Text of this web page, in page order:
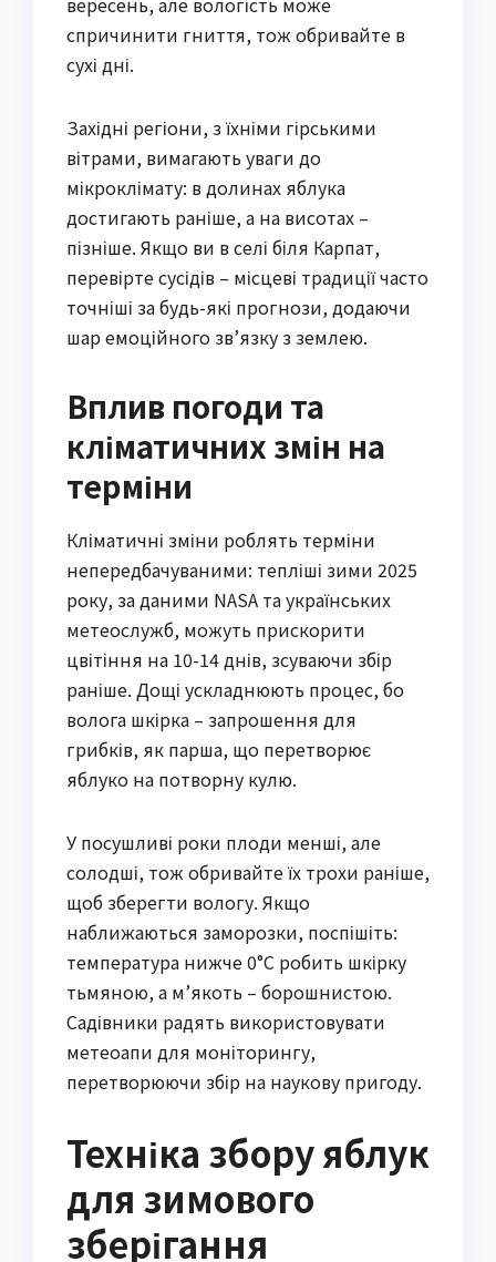
спричинити гниття, тож обривайте в
сухі дні.
Західні регіони, з їхніми гірськими
вітрами, вимагають уваги до
мікроклімату: в долинах яблука
достигають раніше, а на висотах –
пізніше. Якщо ви в селі біля Карпат,
перевірте сусідів – місцеві традиції часто
точніші за будь-які прогнози, додаючи
шар емоційного зв’язку з землею.
Вплив погоди та
кліматичних змін на
терміни
Кліматичні зміни роблять терміни
непередбачуваними: тепліші зими 2025
року, за даними NASA та українських
метеослужб, можуть прискорити
цвітіння на 10-14 днів, зсуваючи збір
раніше. Дощі ускладнюють процес, бо
волога шкірка – запрошення для
грибків, як парша, що перетворює
яблуко на потворну кулю.
У посушливі роки плоди менші, але
солодші, тож обривайте їх трохи раніше,
щоб зберегти вологу. Якщо
наближаються заморозки, поспішіть:
температура нижче 0°C робить шкірку
тьмяною, а м’якоть – борошнистою.
Садівники радять використовувати
метеоапи для моніторингу,
перетворюючи збір на наукову пригоду.
Техніка збору яблук
для зимового
зберігання